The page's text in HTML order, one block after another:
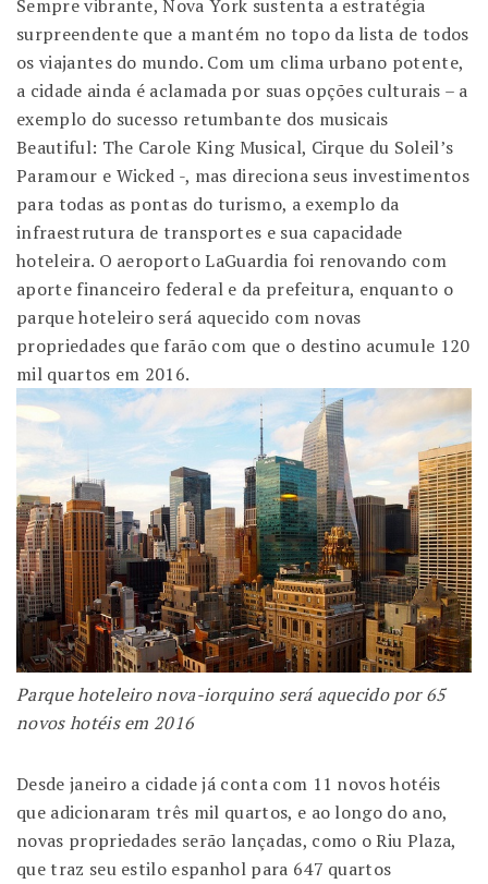
Sempre vibrante, Nova York sustenta a estratégia
surpreendente que a mantém no topo da lista de todos
os viajantes do mundo. Com um clima urbano potente,
a cidade ainda é aclamada por suas opções culturais – a
exemplo do sucesso retumbante dos musicais
Beautiful: The Carole King Musical, Cirque du Soleil’s
Paramour e Wicked -, mas direciona seus investimentos
para todas as pontas do turismo, a exemplo da
infraestrutura de transportes e sua capacidade
hoteleira. O aeroporto LaGuardia foi renovando com
aporte financeiro federal e da prefeitura, enquanto o
parque hoteleiro será aquecido com novas
propriedades que farão com que o destino acumule 120
mil quartos em 2016.
Parque hoteleiro nova-iorquino será aquecido por 65
novos hotéis em 2016
Desde janeiro a cidade já conta com 11 novos hotéis
que adicionaram três mil quartos, e ao longo do ano,
novas propriedades serão lançadas, como o Riu Plaza,
que traz seu estilo espanhol para 647 quartos